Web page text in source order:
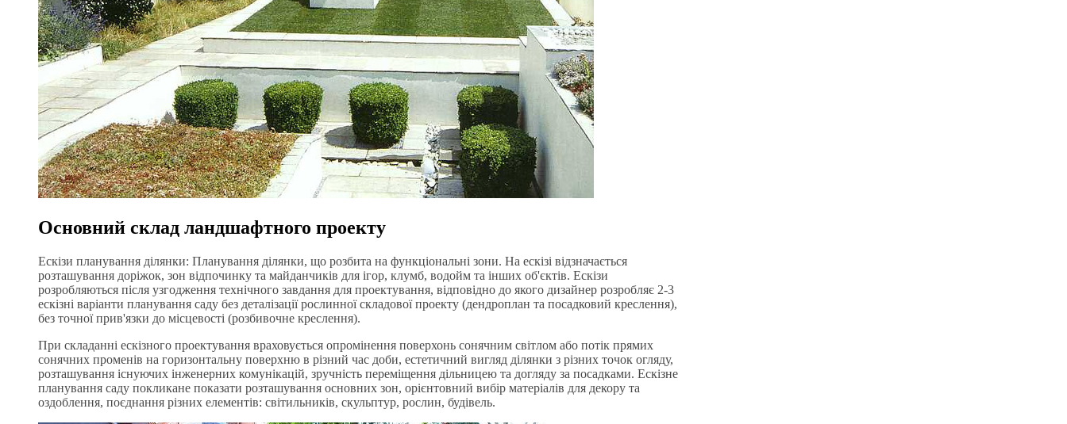
Основний склад ландшафтного проекту
Ескізи планування ділянки: Планування ділянки, що розбита на функціональні зони. На ескізі відзначається
розташування доріжок, зон відпочинку та майданчиків для ігор, клумб, водойм та інших об'єктів. Ескізи
розробляються після узгодження технічного завдання для проектування, відповідно до якого дизайнер розробляє 2-3
ескізні варіанти планування саду без деталізації рослинної складової проекту (дендроплан та посадковий креслення),
без точної прив'язки до місцевості (розбивочне креслення).
При складанні ескізного проектування враховується опромінення поверхонь сонячним світлом або потік прямих
сонячних променів на горизонтальну поверхню в різний час доби, естетичний вигляд ділянки з різних точок огляду,
розташування існуючих інженерних комунікацій, зручність переміщення дільницею та догляду за посадками. Ескізне
планування саду покликане показати розташування основних зон, орієнтовний вибір матеріалів для декору та
оздоблення, поєднання різних елементів: світильників, скульптур, рослин, будівель.